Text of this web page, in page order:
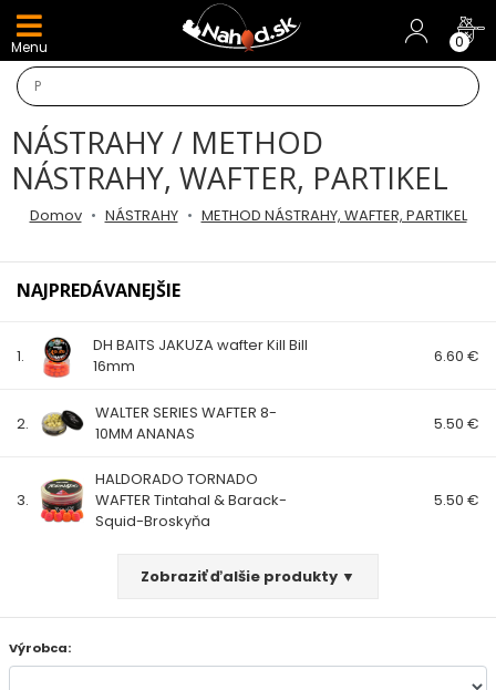
Menu 0
NÁSTRAHY / METHOD
NÁSTRAHY, WAFTER, PARTIKEL
Domov NÁSTRAHY METHOD NÁSTRAHY, WAFTER, PARTIKEL
NAJPREDÁVANEJŠIE
1.
DH BAITS JAKUZA wafter Kill Bill
16mm
6.60 €
2.
WALTER SERIES WAFTER 8-
10MM ANANAS
5.50 €
3.
HALDORADO TORNADO
WAFTER Tintahal & Barack-
Squid-Broskyňa
5.50 €
Zobraziť ďalšie produkty ▼
Výrobca:
DARČEKY A AKCIE
TOP AKCIE
Odporúčame
AKCIOVÝ CAMPING
PRÚTY
KAPROVÉ PRÚTY